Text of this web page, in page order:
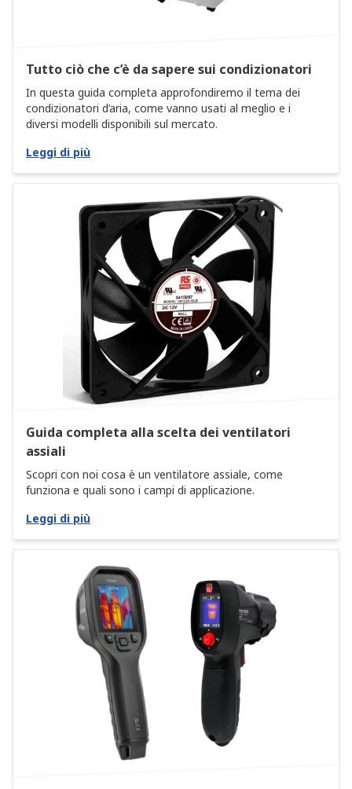
Tutto ciò che c’è da sapere sui condizionatori
In questa guida completa approfondiremo il tema dei
condizionatori d’aria, come vanno usati al meglio e i
diversi modelli disponibili sul mercato.
Leggi di più
Guida completa alla scelta dei ventilatori
assiali
Scopri con noi cosa è un ventilatore assiale, come
funziona e quali sono i campi di applicazione.
Leggi di più